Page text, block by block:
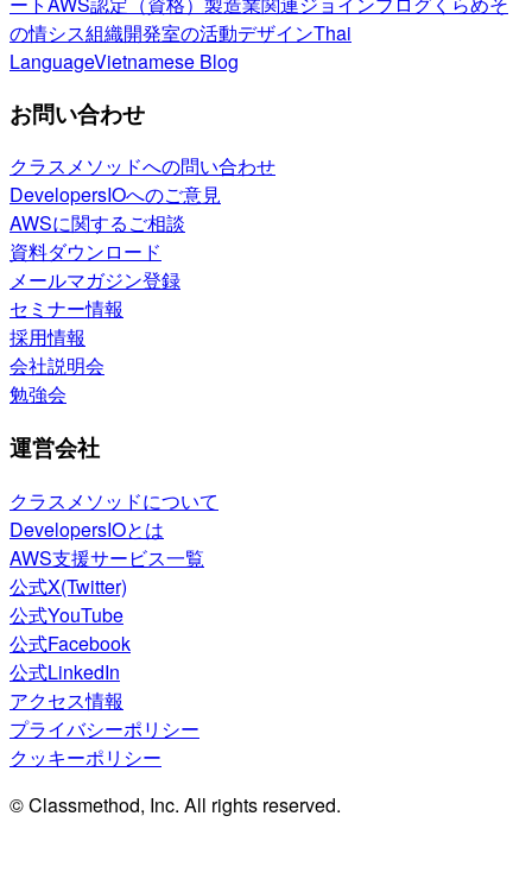
の情シス組織開発室の活動デザインThai
LanguageVietnamese Blog
お問い合わせ
クラスメソッドへの問い合わせ
DevelopersIOへのご意見
AWSに関するご相談
資料ダウンロード
メールマガジン登録
セミナー情報
採用情報
会社説明会
勉強会
運営会社
クラスメソッドについて
DevelopersIOとは
AWS支援サービス一覧
公式X(Twitter)
公式YouTube
公式Facebook
公式LinkedIn
アクセス情報
プライバシーポリシー
クッキーポリシー
© Classmethod, Inc. All rights reserved.